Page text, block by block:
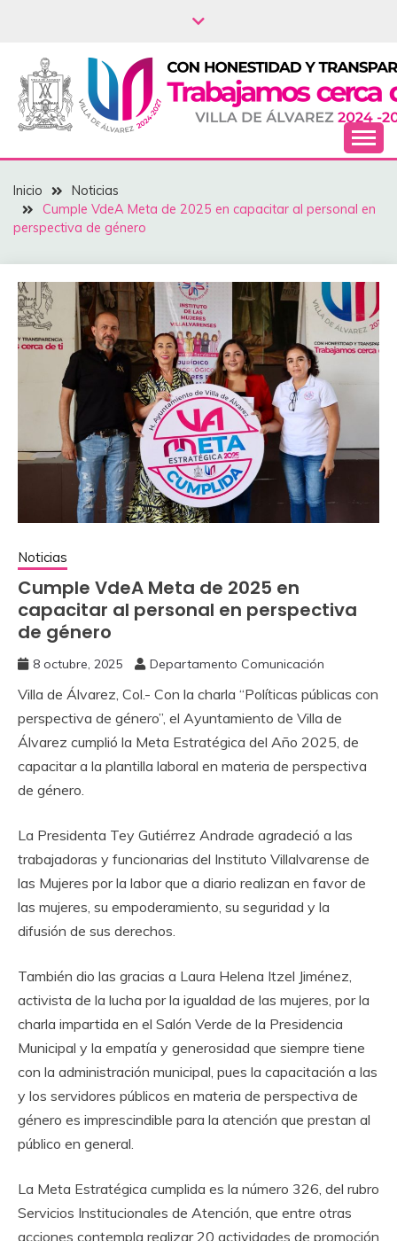
NOTICIAS – VILLA
DEL ÁLVAREZ
Inicio
Noticias
Cumple VdeA Meta de 2025 en capacitar al personal en
perspectiva de género
Noticias
Cumple VdeA Meta de 2025 en
capacitar al personal en perspectiva
de género
8 octubre, 2025 Departamento Comunicación
Villa de Álvarez, Col.- Con la charla “Políticas públicas con
perspectiva de género”, el Ayuntamiento de Villa de
Álvarez cumplió la Meta Estratégica del Año 2025, de
capacitar a la plantilla laboral en materia de perspectiva
de género.
La Presidenta Tey Gutiérrez Andrade agradeció a las
trabajadoras y funcionarias del Instituto Villalvarense de
las Mujeres por la labor que a diario realizan en favor de
las mujeres, su empoderamiento, su seguridad y la
difusión de sus derechos.
También dio las gracias a Laura Helena Itzel Jiménez,
activista de la lucha por la igualdad de las mujeres, por la
charla impartida en el Salón Verde de la Presidencia
Municipal y la empatía y generosidad que siempre tiene
con la administración municipal, pues la capacitación a las
y los servidores públicos en materia de perspectiva de
género es imprescindible para la atención que prestan al
público en general.
La Meta Estratégica cumplida es la número 326, del rubro
Servicios Institucionales de Atención, que entre otras
acciones contempla realizar 20 actividades de promoción